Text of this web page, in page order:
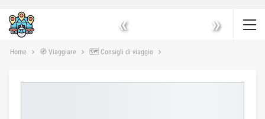
« »
Home 🧭 Viaggiare 🗺 Consigli di viaggio